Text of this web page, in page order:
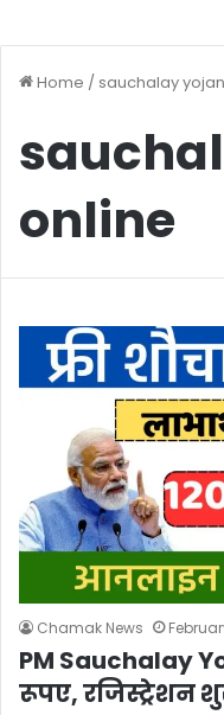
Home / sauchalay
online
Chamak News
PM Sauchalay
रूपए, रजिस्ट्रेशन